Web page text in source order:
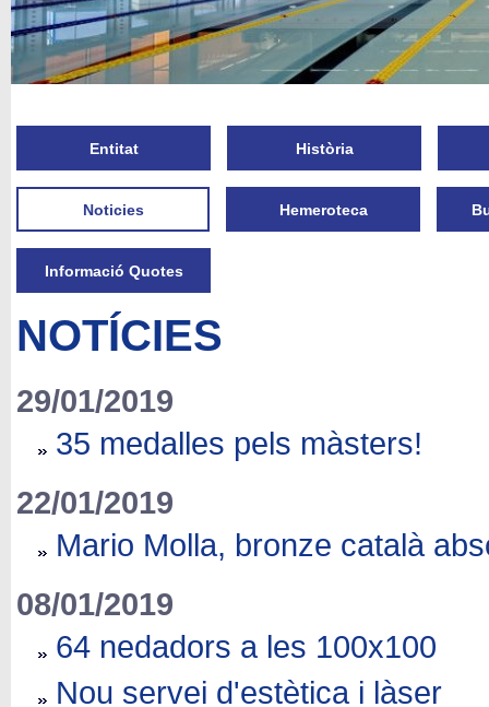
Entitat Història
Noticies Hemeroteca
Informació Quotes
NOTÍCIES
29/01/2019
35 medalles pels màsters!
22/01/2019
Mario Molla, bronze català
08/01/2019
64 nedadors a les 100x100
Nou servei d'estètica i làser